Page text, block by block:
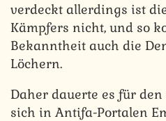
verdeckt allerdings ist
Kämpfers nicht, und so
Bekanntheit auch die
Löchern.
Daher dauerte es für
sich in Antifa-Portalen